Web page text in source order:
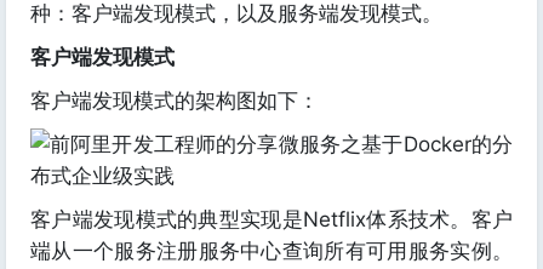
种：客户端发现模式，以及服务端发现模式。
客户端发现模式
客户端发现模式的架构图如下：
客户端发现模式的典型实现是Netflix体系技术。客户
端从一个服务注册服务中心查询所有可用服务实例。